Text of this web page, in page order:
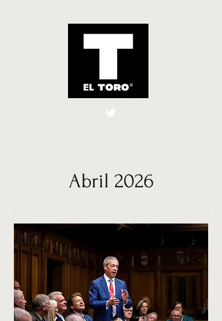
El Toro España
Abril 2026